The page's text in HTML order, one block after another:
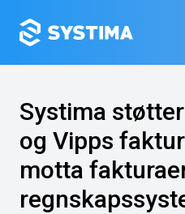
Systima
og Vipps
motta